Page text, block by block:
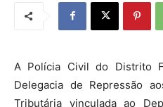
A Polícia Civil do Distrito
Delegacia de Repressão
Tributária vinculada ao